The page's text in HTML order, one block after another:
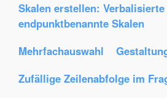
Skalen erstellen:
endpunktbenannte Skalen
Mehrfachauswahl
Zufällige Zeilenabfolge im